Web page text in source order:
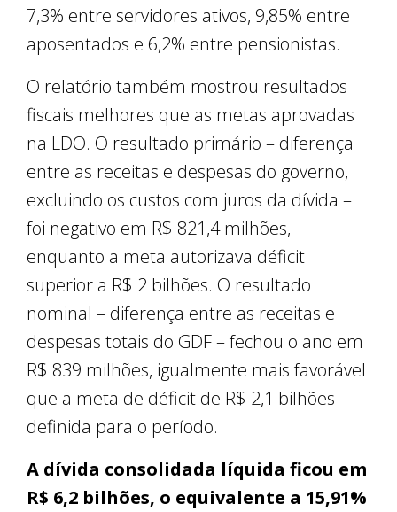
7,3% entre servidores ativos, 9,85% entre
aposentados e 6,2% entre pensionistas.
O relatório também mostrou resultados
fiscais melhores que as metas aprovadas
na LDO. O resultado primário – diferença
entre as receitas e despesas do governo,
excluindo os custos com juros da dívida –
foi negativo em R$ 821,4 milhões,
enquanto a meta autorizava déficit
superior a R$ 2 bilhões. O resultado
nominal – diferença entre as receitas e
despesas totais do GDF – fechou o ano em
R$ 839 milhões, igualmente mais favorável
que a meta de déficit de R$ 2,1 bilhões
definida para o período.
A dívida consolidada líquida ficou em
R$ 6,2 bilhões, o equivalente a 15,91%